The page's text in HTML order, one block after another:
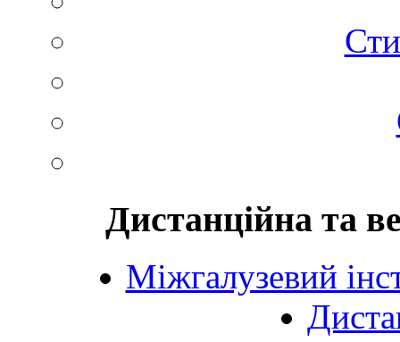
Дистанційна та
Міжгалузевий